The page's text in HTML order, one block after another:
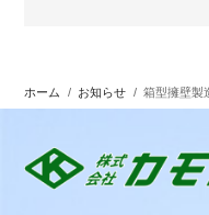
ホーム / お知らせ / 箱型擁壁製